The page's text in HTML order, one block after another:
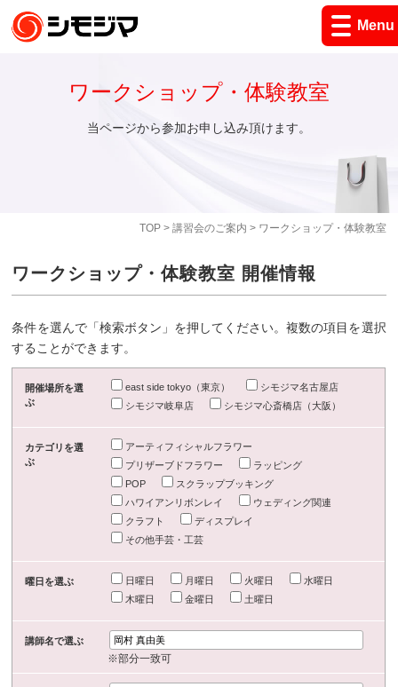
Menu
TOP> 講習会のご案内 > ワークショップ・体験教室
ワークショップ・体験教室
当ページから参加お申し込み頂けます。
ワークショップ・体験教室 開催情報
条件を選んで「検索ボタン」を押してください。複数の項目を選択
することができます。
開催場所を選
ぶ
east side tokyo（東京）
シモジマ名古屋店
シモジマ岐阜店
シモジマ心斎橋店（大阪）
カテゴリを選
ぶ
アーティフィシャルフラワー
プリザーブドフラワー
ラッピング
POP
スクラップブッキング
ハワイアンリボンレイ
ウェディング関連
クラフト
ディスプレイ
その他手芸・工芸
曜日を選ぶ 日曜日 月曜日 火曜日
水曜日
木曜日
金曜日 土曜日
講師名で選ぶ
※部分一致可